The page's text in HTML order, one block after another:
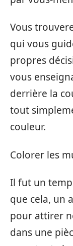
Vous
qui vous
propres
vous
derrière la
tout
couleur.
Colorer les
Il fut un
que cela, un
pour attirer
dans une